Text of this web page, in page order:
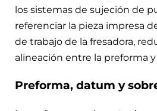
los sistemas de sujeción de
referenciar la pieza impresa
de trabajo de la fresadora,
alineación entre la preforma
Preforma, datum y